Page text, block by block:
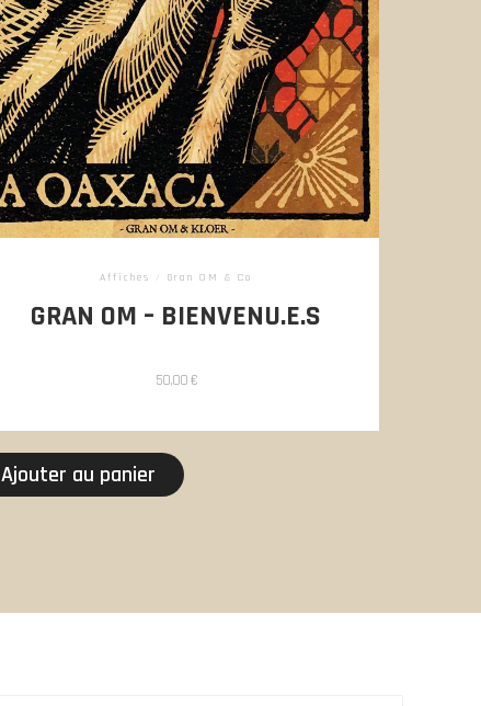
Affiches Gran OM & Co
GRAN OM – BIENVENU.E.S
50,00€
Ajouter au panier